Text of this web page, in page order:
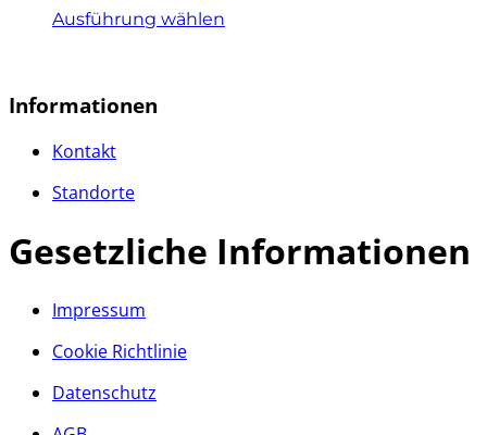
können
Ausführung wählen
Produktseite
gewählt
Informationen
Kontakt
Standorte
Gesetzliche Informationen
Impressum
Cookie Richtlinie
Datenschutz